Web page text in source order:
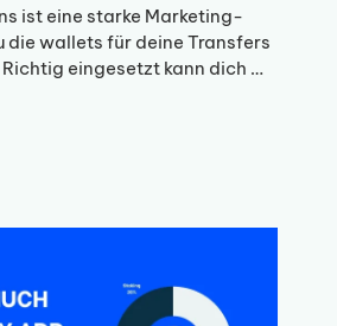
ist eine starke Marketing-
die wallets für deine Transfers
eingesetzt kann dich …